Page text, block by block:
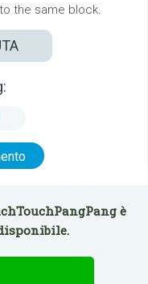
the same block.
è